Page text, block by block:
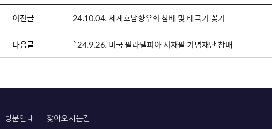
이전글 24.10.04. 세계호남향우회 참배 및 태극기 꽂기
다음글 `24.9.26. 미국 필라델피아 서재필 기념재단 참배
방문안내 찾아오시는길